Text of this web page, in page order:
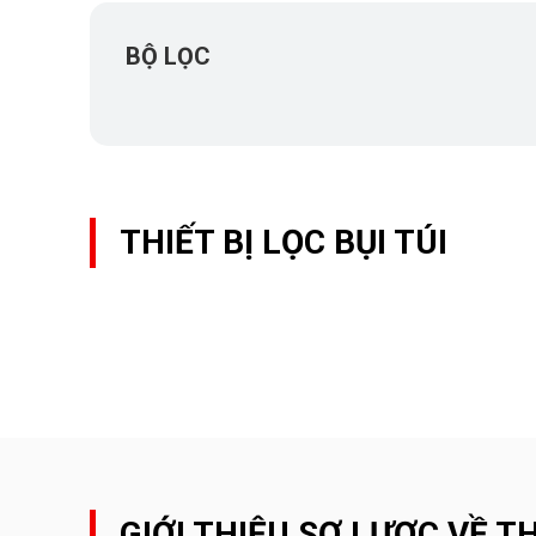
BỘ LỌC
THIẾT BỊ LỌC BỤI TÚI